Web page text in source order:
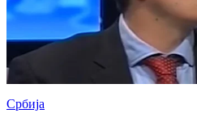
Србија